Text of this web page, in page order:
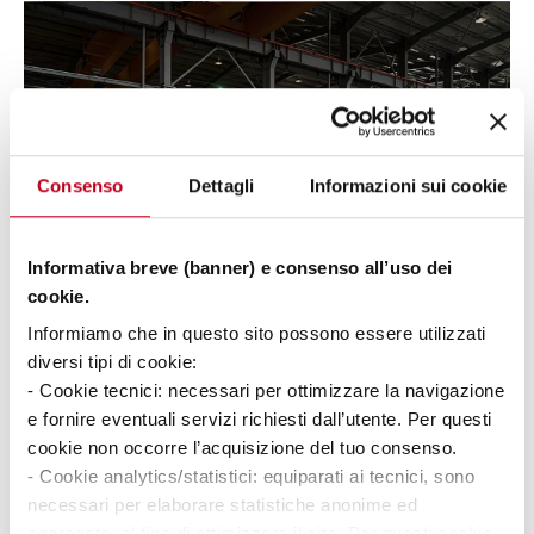
Consenso Dettagli Informazioni sui cookie
Informativa breve (banner) e consenso all’uso dei
cookie.
Informiamo che in questo sito possono essere utilizzati
diversi tipi di cookie:
- Cookie tecnici: necessari per ottimizzare la navigazione
e fornire eventuali servizi richiesti dall’utente. Per questi
cookie non occorre l’acquisizione del tuo consenso.
- Cookie analytics/statistici: equiparati ai tecnici, sono
necessari per elaborare statistiche anonime ed
Incoraggiamo manager e supervisori a pianificare le loro
operazioni in modo piùsnelloper ridurre operazioni svolte
con time frame limitati e per assicurarsi che i loro operatori
abbiano una migliore comprensione generale del loro ruolo e
delle loro responsabilità, in modo che guidino con maggiore
attenzione e si concentrino sulla sicurezza – riducendo, nello